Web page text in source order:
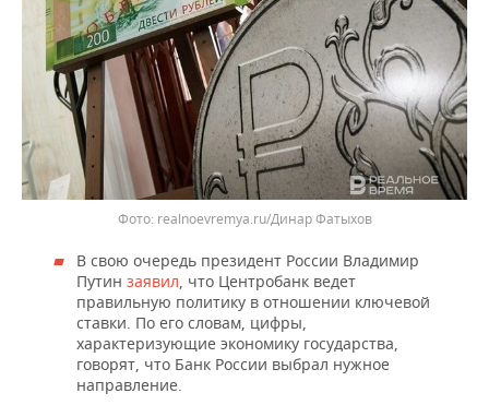
realnoevremya.ru/Динар Фатыхов
В свою очередь президент России Владимир
Путин заявил, что Центробанк ведет
правильную политику в отношении ключевой
ставки. По его словам, цифры,
характеризующие экономику государства,
говорят, что Банк России выбрал нужное
направление.